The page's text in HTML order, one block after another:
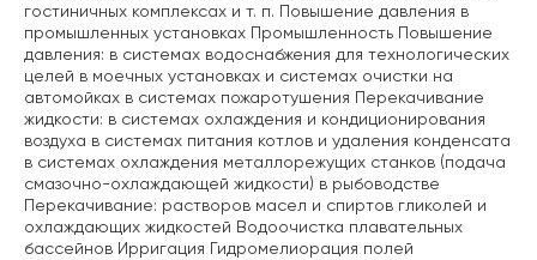
гостиничных комплексах и т. п. Повышение давления в
промышленных установках Промышленность Повышение
давления: в системах водоснабжения для технологических
целей в моечных установках и системах очистки на
автомойках в системах пожаротушения Перекачивание
жидкости: в системах охлаждения и кондиционирования
воздуха в системах питания котлов и удаления конденсата
в системах охлаждения металлорежущих станков (подача
смазочно-охлаждающей жидкости) в рыбоводстве
Перекачивание: растворов масел и спиртов гликолей и
охлаждающих жидкостей Водоочистка плавательных
бассейнов Ирригация Гидромелиорация полей